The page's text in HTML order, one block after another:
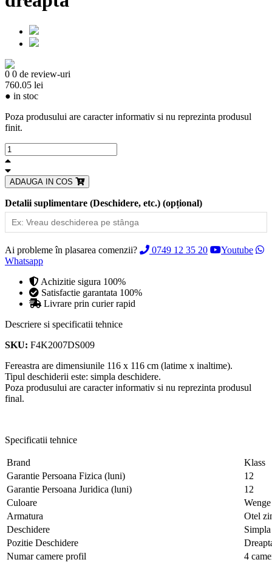
0 0 de review-uri
760.05 lei
● in stoc
Poza produsului are caracter informativ si nu reprezinta produsul
finit.
ADAUGA IN COS
Detalii suplimentare (Deschidere, etc.) (opțional)
Ai probleme în plasarea comenzii? 0749 12 35 20
Youtube
Whatsapp
Achizitie sigura 100%
Satisfactie garantata 100%
Livrare prin curier rapid
Descriere si specificatii tehnice
SKU: F4K2007DS009
Fereastra are dimensiunile 116 x 116 cm (latime x inaltime).
Tipul deschiderii este: simpla deschidere.
Poza produsului are caracter informativ si nu reprezinta produsul
final.
Specificatii tehnice
Brand
Klass
Garantie Persoana Fizica (luni)
12
Garantie Persoana Juridica (luni)
12
Culoare
Wenge
Armatura
Otel
Deschidere
Pozitie Deschidere
Numar camere profil
4